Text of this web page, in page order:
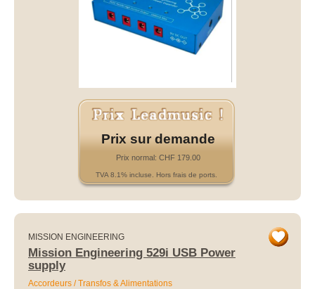
Prix sur demande
Prix normal: CHF 179.00
TVA 8.1% incluse. Hors frais de ports.
MISSION ENGINEERING
Mission Engineering 529i USB Power
supply
Accordeurs / Transfos & Alimentations